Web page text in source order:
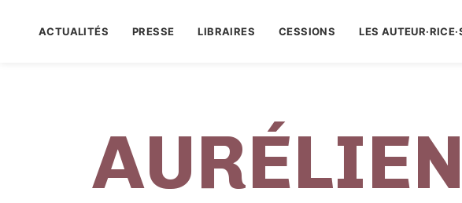
ACTUALITÉS PRESSE LIBRAIRES CESSIONS LES